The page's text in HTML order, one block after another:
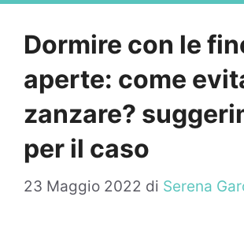
Dormire con le
aperte: come
zanzare?
per il caso
23 Maggio 2022 di Serena